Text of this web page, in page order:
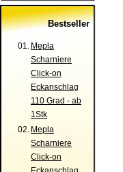
Bestseller
01. Mepla
Scharniere
Click-on
Eckanschlag
110 Grad - ab
1Stk
02. Mepla
Scharniere
Click-on